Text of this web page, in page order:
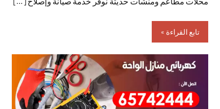
تابع القراءة